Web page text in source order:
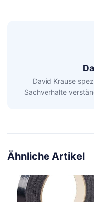
David Krause
Sachverhalte
Ähnliche Artikel